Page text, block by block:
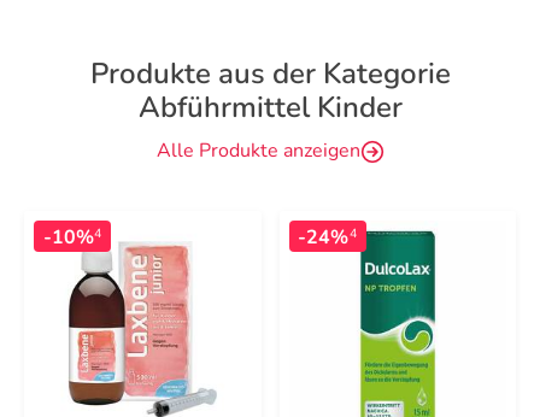
Produkte aus der Kategorie
Abführmittel Kinder
Alle Produkte anzeigen
-10%4 -24%4